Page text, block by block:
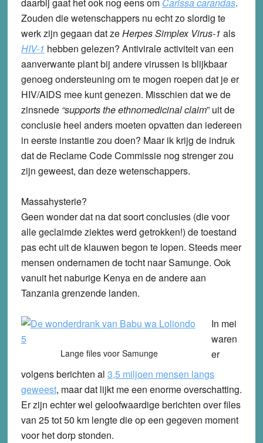
daarbij gaat het ook nog eens om Carissa carandas.
Zouden die wetenschappers nu echt zo slordig te
werk zijn gegaan dat zeHerpes Simplex Virus-1 als
HIV-1 hebben gelezen? Antivirale activiteit van een
aanverwante plant bij andere virussen is blijkbaar
genoeg ondersteuning om te mogen roepen dat je er
HIV/AIDS mee kunt genezen. Misschien dat we de
zinsnede “supports the ethnomedicinal claim” uit de
conclusie heel anders moeten opvatten dan iedereen
in eerste instantie zou doen? Maar ik krijg de indruk
dat de Reclame Code Commissie nog strenger zou
zijn geweest, dan deze wetenschappers.
Massahysterie?
Geen wonder dat na dat soort conclusies (die voor
alle geclaimde ziektes werd getrokken!) de toestand
pas echt uit de klauwen begon te lopen. Steeds meer
mensen ondernamen de tocht naar Samunge. Ook
vanuit het naburige Kenya en de andere aan
Tanzania grenzende landen.
Lange files voor Samunge
In mei
waren
er
volgens berichten al 3,5 miljoen mensen langs
geweest, maar dat lijkt me een enorme overschatting.
Er zijn echter wel geloofwaardige berichten over files
van 25 tot 50 km lengte die op een gegeven moment
voor het dorp stonden.